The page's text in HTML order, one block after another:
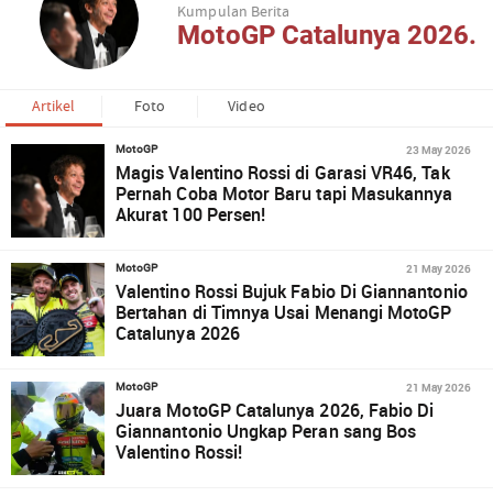
Kumpulan Berita
MotoGP Catalunya 2026.
Artikel Foto Video
MotoGP 23 May 2026
Magis Valentino Rossi di Garasi VR46, Tak
Pernah Coba Motor Baru tapi Masukannya
Akurat 100 Persen!
MotoGP 21 May 2026
Valentino Rossi Bujuk Fabio Di Giannantonio
Bertahan di Timnya Usai Menangi MotoGP
Catalunya 2026
MotoGP 21 May 2026
Juara MotoGP Catalunya 2026, Fabio Di
Giannantonio Ungkap Peran sang Bos
Valentino Rossi!